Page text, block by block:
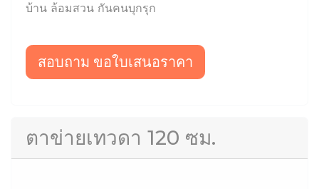
บ้าน ล้อมสวน กันคนบุกรุก
สอบถาม ขอใบเสนอราคา
ตาข่ายเทวดา 120 ซม.